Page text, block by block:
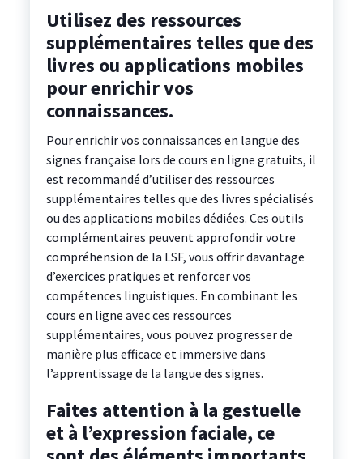
Utilisez des ressources
supplémentaires telles que des
livres ou applications mobiles
pour enrichir vos
connaissances.
Pour enrichir vos connaissances en langue des
signes française lors de cours en ligne gratuits, il
est recommandé d’utiliser des ressources
supplémentaires telles que des livres spécialisés
ou des applications mobiles dédiées. Ces outils
complémentaires peuvent approfondir votre
compréhension de la LSF, vous offrir davantage
d’exercices pratiques et renforcer vos
compétences linguistiques. En combinant les
cours en ligne avec ces ressources
supplémentaires, vous pouvez progresser de
manière plus efficace et immersive dans
l’apprentissage de la langue des signes.
Faites attention à la gestuelle
et à l’expression faciale, ce